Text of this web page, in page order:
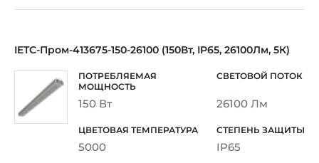
IETC-Пром-413675-150-26100 (150Вт, IP65, 26100Лм, 5К)
150 Вт 26100 Лм
5000 IP65